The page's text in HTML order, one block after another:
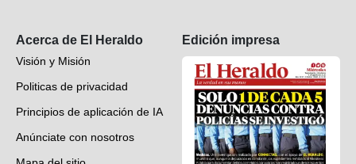
Acerca de El Heraldo
Visión y Misión
Politicas de privacidad
Principios de aplicación de IA
Anúnciate con nosotros
Edición impresa